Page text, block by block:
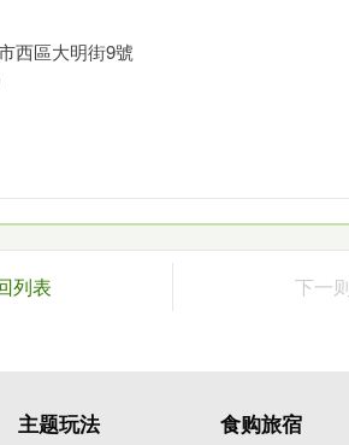
的民居巷弄，日治时期街区整治而
舖设古道，重现在地人文气息，
西區大明街9號
列表 下一
主题玩法 食购旅宿